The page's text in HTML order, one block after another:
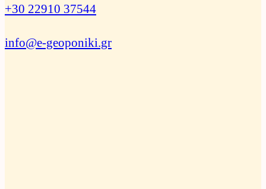
+30 22910 37544
info@e-geoponiki.gr